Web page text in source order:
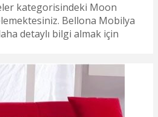
kategorisindeki Moon
Bellona Mobilya
detaylı bilgi almak için